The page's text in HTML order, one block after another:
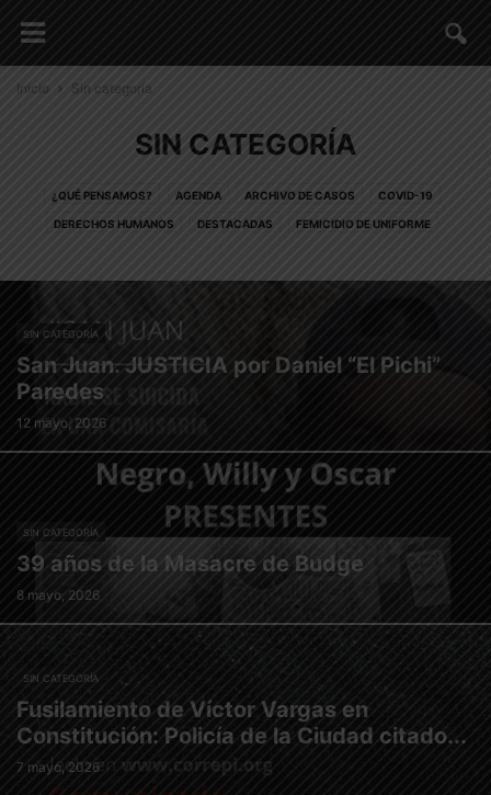
Inicio Sin categoría
SIN CATEGORÍA
¿QUÉ PENSAMOS? AGENDA ARCHIVO DE CASOS COVID-19
DERECHOS HUMANOS DESTACADAS FEMICIDIO DE UNIFORME
SIN CATEGORÍA
San Juan. JUSTICIA por Daniel “El Pichi”
Paredes
12 mayo, 2026
SIN CATEGORÍA
39 años de la Masacre de Budge
8 mayo, 2026
SIN CATEGORÍA
Fusilamiento de Víctor Vargas en
Constitución: Policía de la Ciudad citado...
7 mayo, 2026